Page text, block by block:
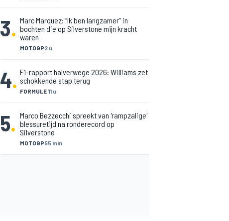
3.
MOTOGP2 u
Marc Marquez: “Ik ben langzamer” in
bochten die op Silverstone mijn kracht
waren
4. FORMULE 11 u
F1-rapport halverwege 2026: Williams zet
schokkende stap terug
5.
MOTOGP55 min
Marco Bezzecchi spreekt van 'rampzalige'
blessuretijd na ronderecord op
Silverstone